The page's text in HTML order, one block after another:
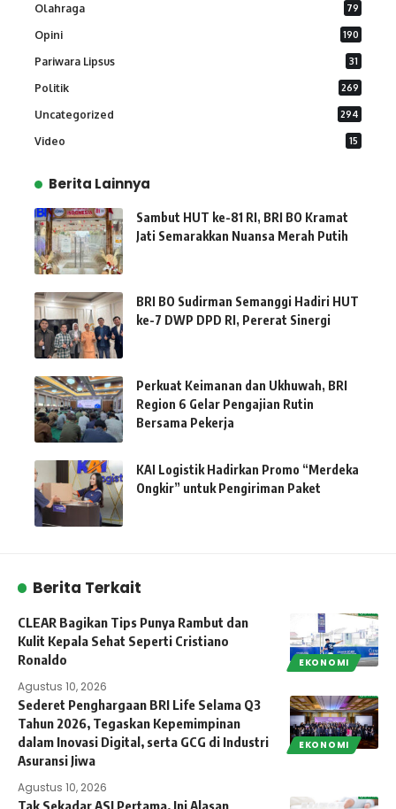
Olahraga 79
Opini 190
Pariwara Lipsus 31
Politik 269
Uncategorized 294
Video 15
Berita Lainnya
Sambut HUT ke-81 RI, BRI BO Kramat
Jati Semarakkan Nuansa Merah Putih
BRI BO Sudirman Semanggi Hadiri HUT
ke-7 DWP DPD RI, Pererat Sinergi
Perkuat Keimanan dan Ukhuwah, BRI
Region 6 Gelar Pengajian Rutin
Bersama Pekerja
KAI Logistik Hadirkan Promo “Merdeka
Ongkir” untuk Pengiriman Paket
Berita Terkait
EKONOMI
CLEAR Bagikan Tips Punya Rambut dan
Kulit Kepala Sehat Seperti Cristiano
Ronaldo
Agustus 10, 2026
EKONOMI
Sederet Penghargaan BRI Life Selama Q3
Tahun 2026, Tegaskan Kepemimpinan
dalam Inovasi Digital, serta GCG di Industri
Asuransi Jiwa
Agustus 10, 2026
Tak Sekadar ASI Pertama, Ini Alasan